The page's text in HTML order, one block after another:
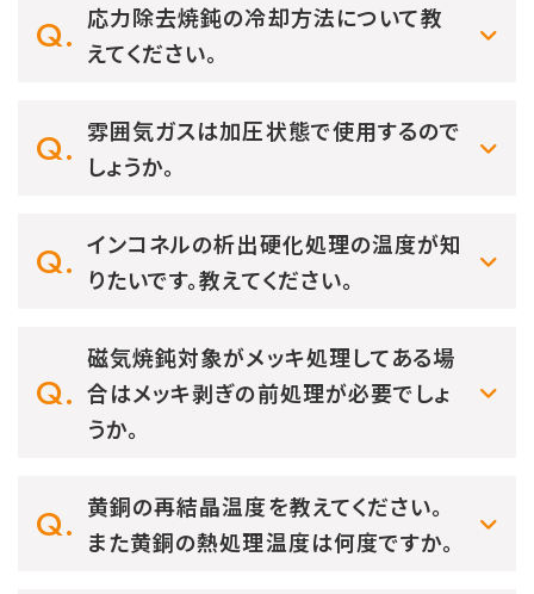
応力除去焼鈍の冷却方法について教
えてください。
雰囲気ガスは加圧状態で使用するので
しょうか。
インコネルの析出硬化処理の温度が知
りたいです。教えてください。
磁気焼鈍対象がメッキ処理してある場
合はメッキ剥ぎの前処理が必要でしょ
うか。
黄銅の再結晶温度を教えてください。
また黄銅の熱処理温度は何度ですか。